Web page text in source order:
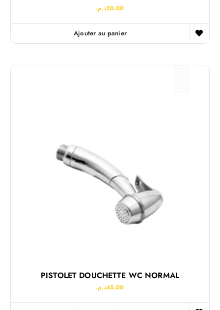
20.00د.م.
Ajouter au panier
PISTOLET DOUCHETTE WC NORMAL
45.00د.م.